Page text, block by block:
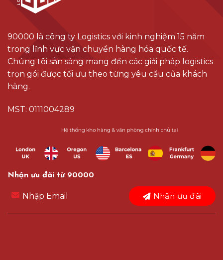
90000 là công ty Logistics với kinh nghiệm 15 năm
trong lĩnh vực vận chuyển hàng hóa quốc tế.
Chúng tôi sẵn sàng mang đến các giải pháp logistics
trọn gói được tối ưu theo từng yêu cầu của khách
hàng.
MST: 0111004289
Nhận ưu đãi từ 90000
Nhận ưu đãi